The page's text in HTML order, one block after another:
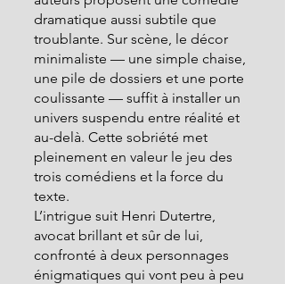
dramatique aussi subtile que
troublante. Sur scène, le décor
minimaliste — une simple chaise,
une pile de dossiers et une porte
coulissante — suffit à installer un
univers suspendu entre réalité et
au-delà. Cette sobriété met
pleinement en valeur le jeu des
trois comédiens et la force du
texte.
L’intrigue suit Henri Dutertre,
avocat brillant et sûr de lui,
confronté à deux personnages
énigmatiques qui vont peu à peu